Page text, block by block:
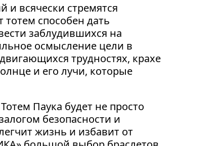
и всячески стремятся
способен дать
заблудившихся на
осмысление цели в
трудностях, крахе
и его лучи, которые
Паука будет не просто
безопасности и
жизнь и избавит от